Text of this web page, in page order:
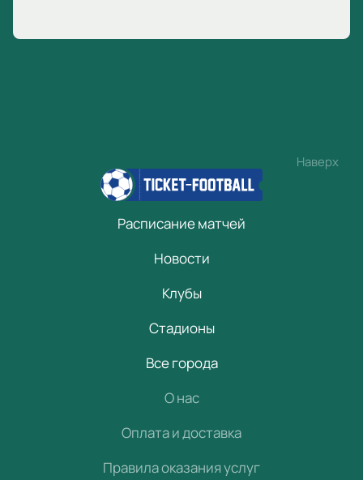
Наверх
Расписание матчей
Новости
Клубы
Стадионы
Все города
О нас
Оплата и доставка
Правила оказания услуг